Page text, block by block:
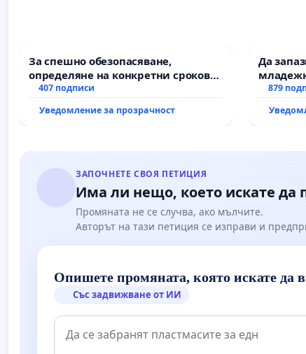
За спешно обезопасяване,
определяне на конкретни срокове
и извършване на цялостна
републиканския път между пътен
407 подписи
Уведомление за прозрачност
Да
за
879
ЗАПОЧНЕТЕ СВОЯ ПЕТИЦИЯ
Има ли нещо, което искате да
Промяната не се случва, ако мълчите.
Авторът на тази петиция се изправи и
Опишете промяната, която искате да
Със задвижване от ИИ